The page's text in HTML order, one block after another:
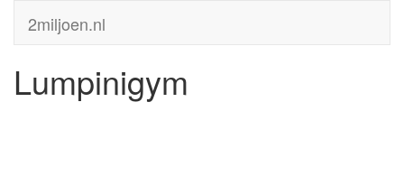
2miljoen.nl
Lumpinigym